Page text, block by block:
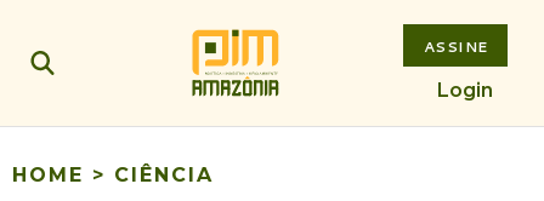
ASSINE
Login
HOME > CIÊNCIA